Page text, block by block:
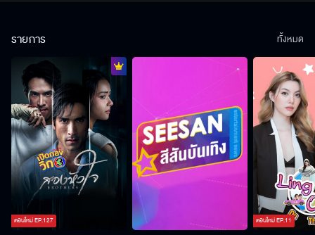
รายการ
ตอนใหม่EP.127 ตอนใหม่EP.11
ทั้งหมด